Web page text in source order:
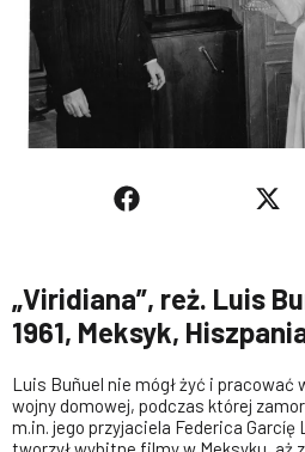
„Viridiana”, reż. Luis
1961, Meksyk,
Luis Buñuel nie mógł żyć i pracować
wojny domowej, podczas której
m.in. jego przyjaciela Federica Garcíę